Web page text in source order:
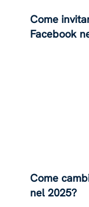
Come
Facebook
Come
nel 2025?